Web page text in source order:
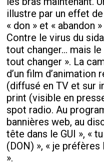
illustre par un effet
« don » et « abandon
Contre le virus du
tout changer... mais
tout changer ». La
d’un film d’animation
(diffusé en TV et sur
print (visible en
spot radio. Au
bannières web, au
tête dans le GUI », «
(DON) », « je
».